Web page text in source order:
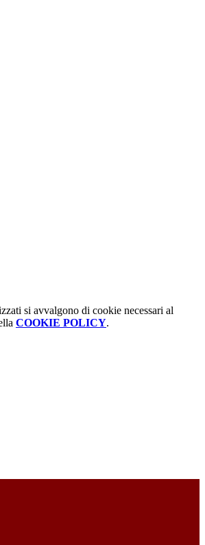
si avvalgono di cookie necessari al
COOKIE POLICY.